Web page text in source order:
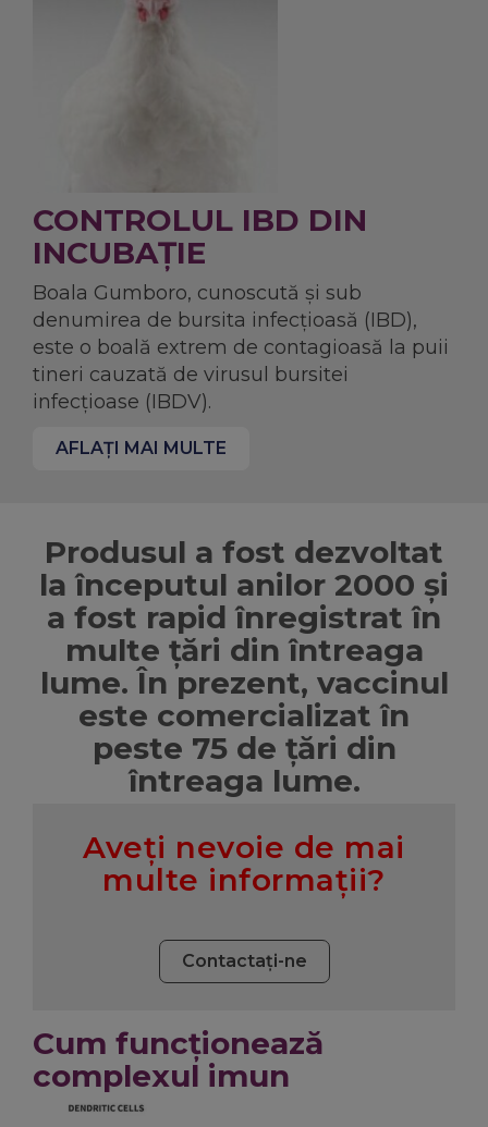
CONTROLUL IBD DIN
INCUBAŢIE
Boala Gumboro, cunoscută și sub
denumirea de bursita infecțioasă (IBD),
este o boală extrem de contagioasă la puii
tineri cauzată de virusul bursitei
infecțioase (IBDV).
AFLAȚI MAI MULTE
Produsul a fost dezvoltat
la începutul anilor 2000 și
a fost rapid înregistrat în
multe țări din întreaga
lume. În prezent, vaccinul
este comercializat în
peste 75 de țări din
întreaga lume.
Aveţi nevoie de mai
multe informaţii?
Contactaţi-ne
Cum funcţionează
complexul imun